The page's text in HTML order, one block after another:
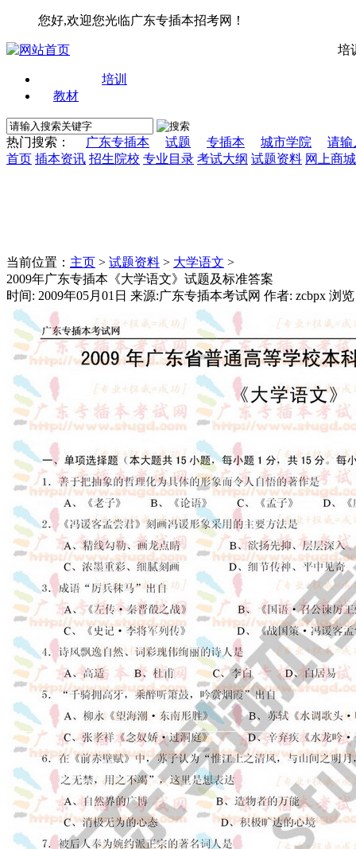
您好,欢迎您光临广东专插本招考网！
培
培训
教材
热门搜索： 广东专插本 试题 专插本 城市学院
请输
首页 插本资讯 招生院校 专业目录 考试大纲 试题资料 网上商城
当前位置： 主页 > 试题资料 > 大学语文 >
2009年广东专插本《大学语文》试题及标准答案
时间: 2009年05月01日 来源:广东专插本考试网 作者: zcbpx 浏